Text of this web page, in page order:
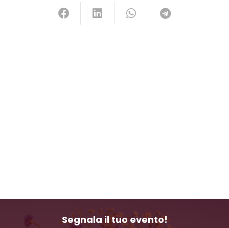
Segnala il tuo evento!